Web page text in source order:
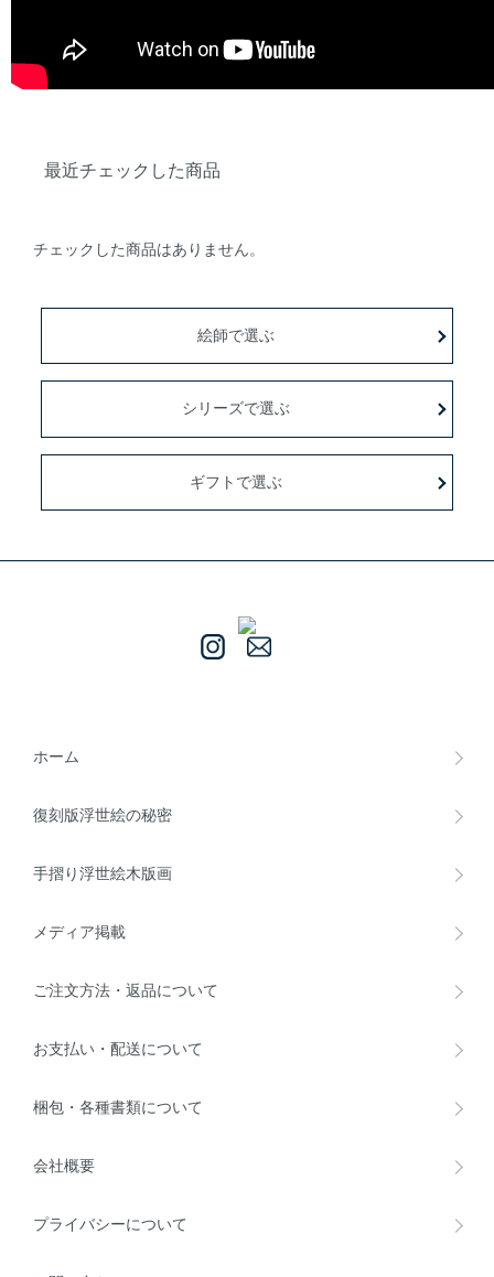
最近チェックした商品
チェックした商品はありません。
絵師で選ぶ
シリーズで選ぶ
ギフトで選ぶ
ホーム
復刻版浮世絵の秘密
手摺り浮世絵木版画
メディア掲載
ご注文方法・返品について
お支払い・配送について
梱包・各種書類について
会社概要
プライバシーについて